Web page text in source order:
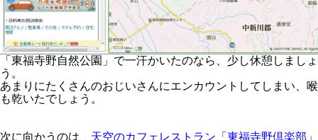
「東福寺野自然公園」で一汗かいたのなら、少し休憩しましょ
う。
あまりにたくさんのおじいさんにエンカウントしてしまい、喉
も乾いたでしょう。
次に向かうのは、 天空のカフェレストラン「東福寺野倶楽部」